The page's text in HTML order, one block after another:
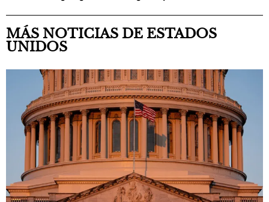
MÁS NOTICIAS DE ESTADOS
UNIDOS